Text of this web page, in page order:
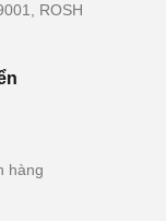
ROSH
hàng